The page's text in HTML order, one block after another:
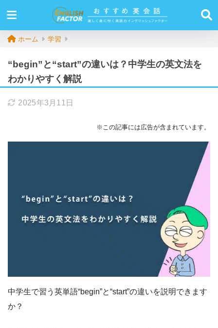
ホーム 学習
“begin”と“start”の違いは？中学生の英文法を
わかりやすく解説
2025年3月11日
※この記事には広告が含まれています。
中学生で習う英単語“begin”と“start”の違いを説明できます
か？